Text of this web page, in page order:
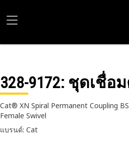
328-9172: ชุดเชื่อ
Cat® XN Spiral Permanent Coupling
Female Swivel
แบรนด์: Cat